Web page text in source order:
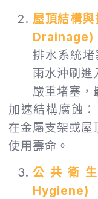
屋頂結構
Drainage)
排水系統
雨水沖刷進
嚴重堵塞，
加速結構腐蝕
在金屬支架或屋
使用壽命。
公共衛
Hygiene)